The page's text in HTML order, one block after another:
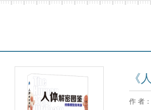
《
作 者：